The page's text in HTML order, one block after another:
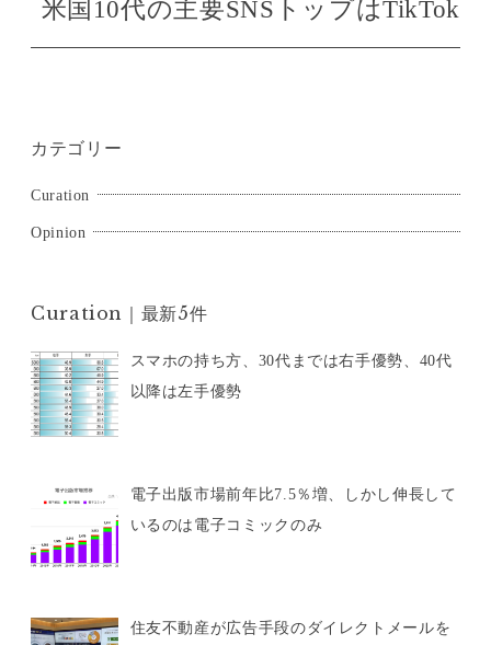
ゲ
ン
米国10代の主要SNSトップはTikTok
カテゴリー
Curation
Opinion
Curation｜最新5件
スマホの持ち方、30代までは右手優勢、40代
以降は左手優勢
電子出版市場前年比7.5％増、しかし伸長して
いるのは電子コミックのみ
住友不動産が広告手段のダイレクトメールを